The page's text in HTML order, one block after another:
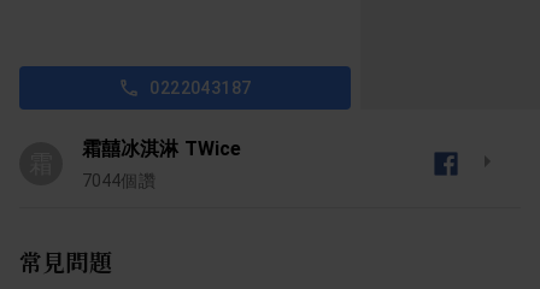
0222043187
霜囍冰淇淋 TWice
7044個讚
常見問題